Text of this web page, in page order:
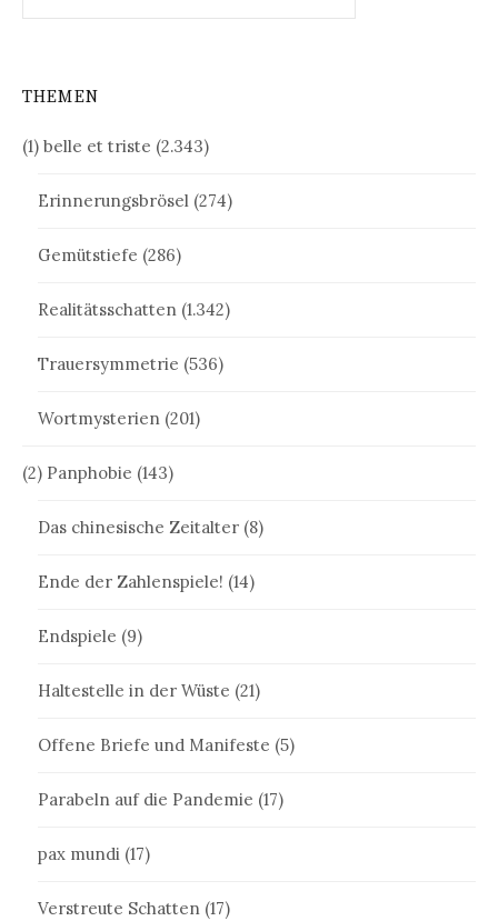
THEMEN
(1) belle et triste (2.343)
Erinnerungsbrösel (274)
Gemütstiefe (286)
Realitätsschatten (1.342)
Trauersymmetrie (536)
Wortmysterien (201)
(2) Panphobie (143)
Das chinesische Zeitalter (8)
Ende der Zahlenspiele! (14)
Endspiele (9)
Haltestelle in der Wüste (21)
Offene Briefe und Manifeste (5)
Parabeln auf die Pandemie (17)
pax mundi (17)
Verstreute Schatten (17)